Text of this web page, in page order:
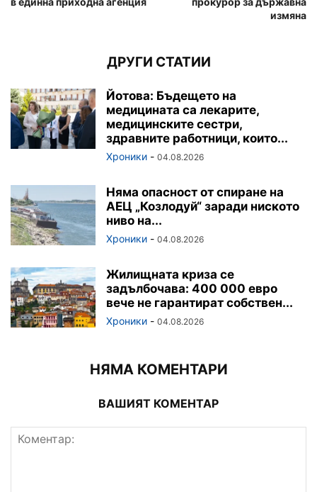
измяна
ДРУГИ СТАТИИ
Йотова: Бъдещето на
медицината са лекарите,
медицинските сестри,
здравните работници, които...
Хроники - 04.08.2026
Няма опасност от спиране на
АЕЦ „Козлодуй“ заради ниското
ниво на...
Хроники - 04.08.2026
Жилищната криза се
задълбочава: 400 000 евро
вече не гарантират собствен...
Хроники - 04.08.2026
НЯМА КОМЕНТАРИ
ВАШИЯТ КОМЕНТАР